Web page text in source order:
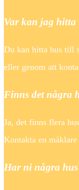
Var kan jag hitta
Du kan hitta hus till
eller genom att
Finns det några
Ja, det finns flera
Kontakta en
Har ni några